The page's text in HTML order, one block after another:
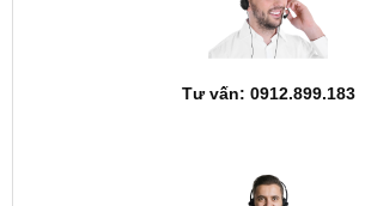
Tư vấn: 0912.899.183